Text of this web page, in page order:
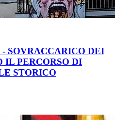
SOVRACCARICO DEI
IL PERCORSO DI
STORICO